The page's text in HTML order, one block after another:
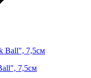
7,5см